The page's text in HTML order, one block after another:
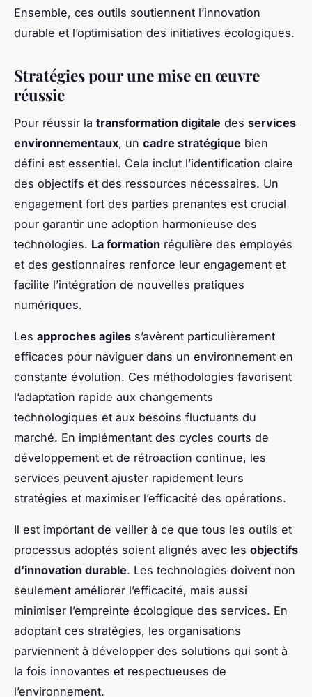
Ensemble, ces outils soutiennent l’innovation
durable et l’optimisation des initiatives écologiques.
Stratégies pour une mise en œuvre
réussie
Pour réussir la transformation digitale des services
environnementaux, un cadre stratégique bien
défini est essentiel. Cela inclut l’identification claire
des objectifs et des ressources nécessaires. Un
engagement fort des parties prenantes est crucial
pour garantir une adoption harmonieuse des
technologies. La formation régulière des employés
et des gestionnaires renforce leur engagement et
facilite l’intégration de nouvelles pratiques
numériques.
Les approches agiles s’avèrent particulièrement
efficaces pour naviguer dans un environnement en
constante évolution. Ces méthodologies favorisent
l’adaptation rapide aux changements
technologiques et aux besoins fluctuants du
marché. En implémentant des cycles courts de
développement et de rétroaction continue, les
services peuvent ajuster rapidement leurs
stratégies et maximiser l’efficacité des opérations.
Il est important de veiller à ce que tous les outils et
processus adoptés soient alignés avec les objectifs
d’innovation durable. Les technologies doivent non
seulement améliorer l’efficacité, mais aussi
minimiser l’empreinte écologique des services. En
adoptant ces stratégies, les organisations
parviennent à développer des solutions qui sont à
la fois innovantes et respectueuses de
l’environnement.